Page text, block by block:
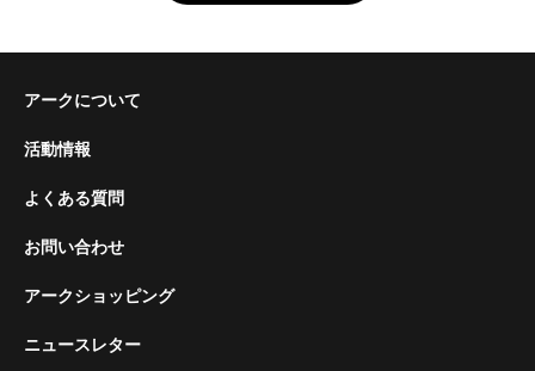
アークについて
活動情報
よくある質問
お問い合わせ
アークショッピング
ニュースレター